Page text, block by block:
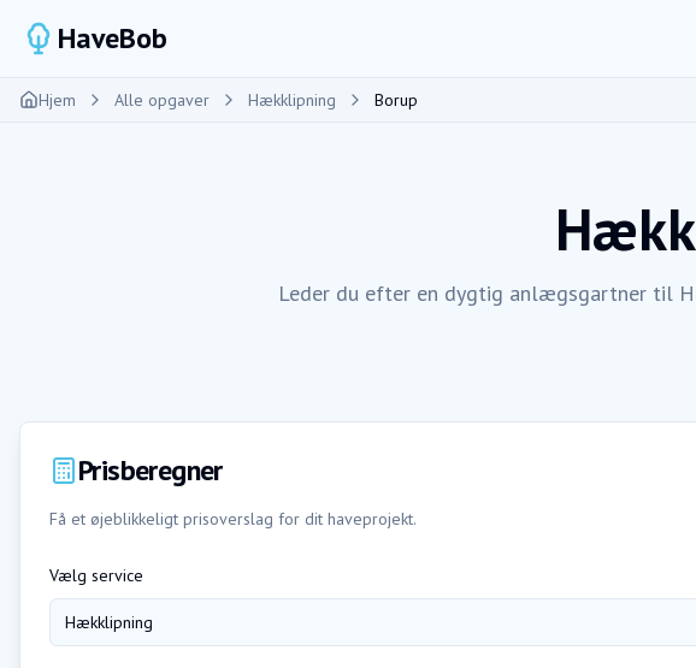
HaveBob
Hjem Alle opgaver Hækklipning Borup
Leder du efter en dygtig anlægsgartner til
Prisberegner
Få et øjeblikkeligt prisoverslag for dit haveprojekt.
Vælg service
Hækklipning